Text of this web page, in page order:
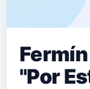
"Por